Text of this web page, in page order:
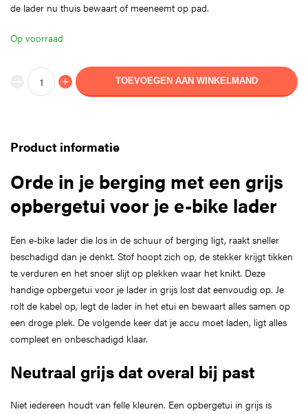
de lader nu thuis bewaart of meeneemt op pad.
Op voorraad
TOEVOEGEN AAN WINKELMAND
Product informatie
Orde in je berging met een grijs
opbergetui voor je e-bike lader
Een e-bike lader die los in de schuur of berging ligt, raakt sneller
beschadigd dan je denkt. Stof hoopt zich op, de stekker krijgt tikken
te verduren en het snoer slijt op plekken waar het knikt. Deze
handige opbergetui voor je lader in grijs lost dat eenvoudig op. Je
rolt de kabel op, legt de lader in het etui en bewaart alles samen op
een droge plek. De volgende keer dat je accu moet laden, ligt alles
compleet en onbeschadigd klaar.
Neutraal grijs dat overal bij past
Niet iedereen houdt van felle kleuren. Een opbergetui in grijs is